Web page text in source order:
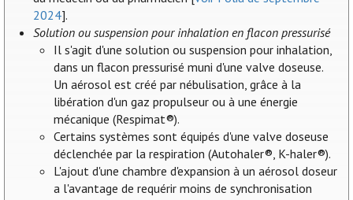
2024].
Solution ou suspension pour inhalation en flacon pressurisé
Il s'agit d'une solution ou suspension pour inhalation,
dans un flacon pressurisé muni d'une valve doseuse.
Un aérosol est créé par nébulisation, grâce à la
libération d'un gaz propulseur ou à une énergie
mécanique (Respimat®).
Certains systèmes sont équipés d'une valve doseuse
déclenchée par la respiration (Autohaler®, K-haler®).
L'ajout d'une chambre d'expansion à un aérosol doseur
a l'avantage de requérir moins de synchronisation